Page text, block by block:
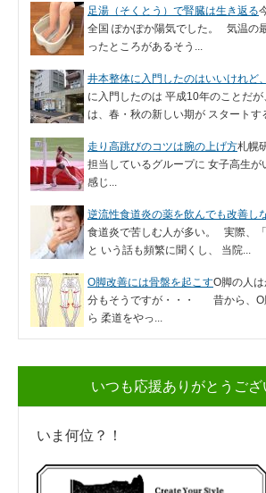
足湯（そくとう）で腎臓は生き返る
全国 ぽかぽか陽気でした。 気温の
ったところがあるそう...
井本整体に入門したのはいいけれど
に入門したのは 平成10年のことだ
は、春・秋の新しい期が スタートす
走り高跳びのコツは腕の上げ方札幌
担当しているグループに 女子高生
感じ...
逆流性食道炎の薬を飲んでも改善し
食道炎で苦しむ人が多い。 実際、「
と いう話も頻繁に聞くし、 当院...
O脚改善には骨盤を起こすO脚の人
分もそうですが・・・ 昔から、O
ら 柔道をやっ...
いつも応援ありがとうござ
いま何位？！